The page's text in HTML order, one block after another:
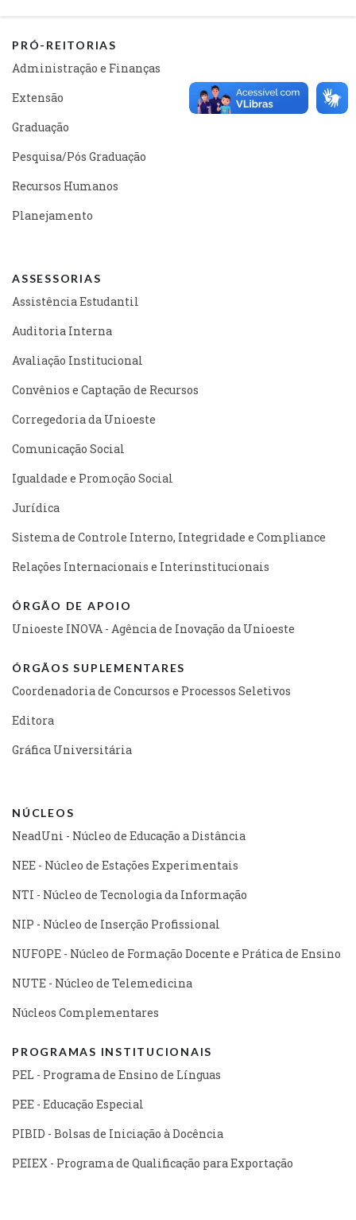
PRÓ-REITORIAS
Administração e Finanças
Extensão
Graduação
Pesquisa/Pós Graduação
Recursos Humanos
Planejamento
ASSESSORIAS
Assistência Estudantil
Auditoria Interna
Avaliação Institucional
Convênios e Captação de Recursos
Corregedoria da Unioeste
Comunicação Social
Igualdade e Promoção Social
Jurídica
Sistema de Controle Interno, Integridade e Compliance
Relações Internacionais e Interinstitucionais
ÓRGÃO DE APOIO
Unioeste INOVA - Agência de Inovação da Unioeste
ÓRGÃOS SUPLEMENTARES
Coordenadoria de Concursos e Processos Seletivos
Editora
Gráfica Universitária
NÚCLEOS
NeadUni - Núcleo de Educação a Distância
NEE - Núcleo de Estações Experimentais
NTI - Núcleo de Tecnologia da Informação
NIP - Núcleo de Inserção Profissional
NUFOPE - Núcleo de Formação Docente e Prática de Ensino
NUTE - Núcleo de Telemedicina
Núcleos Complementares
PROGRAMAS INSTITUCIONAIS
PEL - Programa de Ensino de Línguas
PEE - Educação Especial
PIBID - Bolsas de Iniciação à Docência
PEIEX - Programa de Qualificação para Exportação